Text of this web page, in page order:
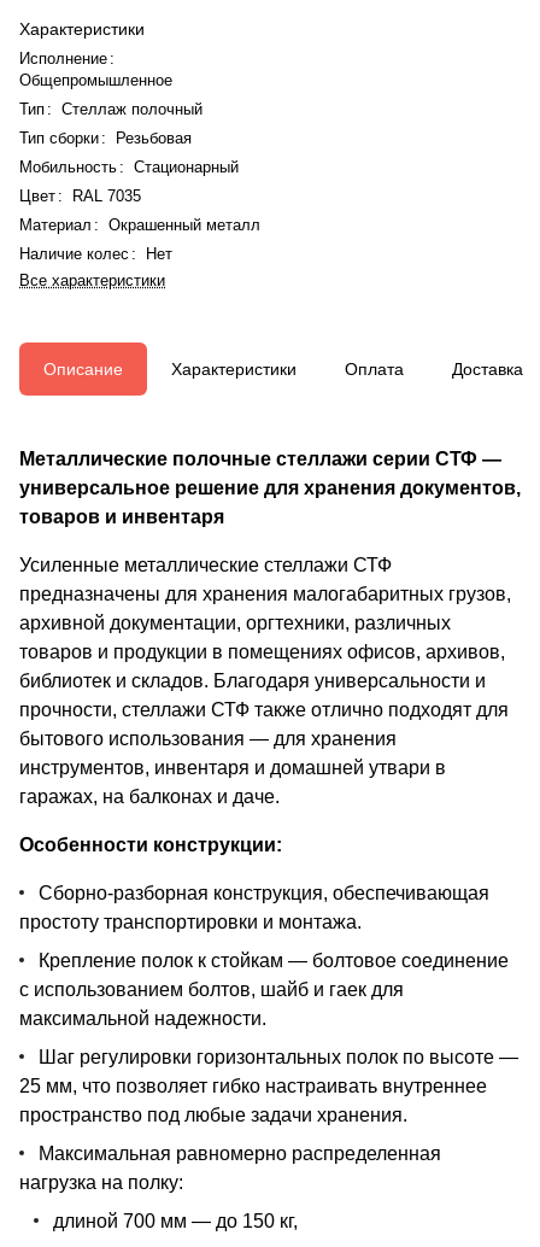
Характеристики
Исполнение :
Общепромышленное
Тип : Стеллаж полочный
Тип сборки:
Резьбовая
Мобильность : Стационарный
Цвет :
RAL 7035
Материал : Окрашенный металл
Наличие колес :
Нет
Все характеристики
Описание Характеристики Оплата Доставка
Металлические полочные стеллажи серии СТФ —
универсальное решение для хранения документов,
товаров и инвентаря
Усиленные металлические стеллажи СТФ
предназначены для хранения малогабаритных грузов,
архивной документации, оргтехники, различных
товаров и продукции в помещениях офисов, архивов,
библиотек и складов. Благодаря универсальности и
прочности, стеллажи СТФ также отлично подходят для
бытового использования — для хранения
инструментов, инвентаря и домашней утвари в
гаражах, на балконах и даче.
Особенности конструкции:
Сборно-разборная конструкция, обеспечивающая
простоту транспортировки и монтажа.
Крепление полок к стойкам — болтовое соединение
с использованием болтов, шайб и гаек для
максимальной надежности.
Шаг регулировки горизонтальных полок по высоте —
25 мм, что позволяет гибко настраивать внутреннее
пространство под любые задачи хранения.
Максимальная равномерно распределенная
нагрузка на полку:
длиной 700 мм — до 150 кг,